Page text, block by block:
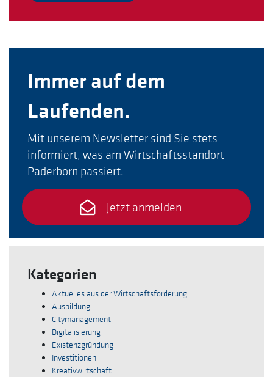
Immer auf dem
Laufenden.
Mit unserem Newsletter sind Sie stets
informiert, was am Wirtschaftsstandort
Paderborn passiert.
Jetzt anmelden
Kategorien
Aktuelles aus der Wirtschaftsförderung
Ausbildung
Citymanagement
Digitalisierung
Existenzgründung
Investitionen
Kreativwirtschaft